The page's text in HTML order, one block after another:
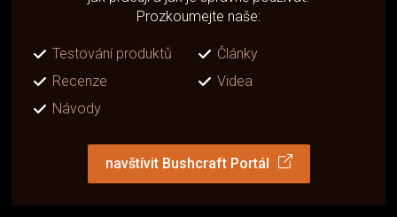
Prozkoumejte naše:
Testování produktů
Články
Recenze
Videa
Návody
navštívit Bushcraft Portál